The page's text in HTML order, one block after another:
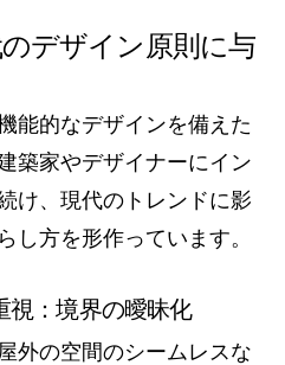
デザイン原則に与
能的なデザインを備えた
築家やデザイナーにイン
け、現代のトレンドに影
し方を形作っています。
視：境界の曖昧化
外の空間のシームレスな